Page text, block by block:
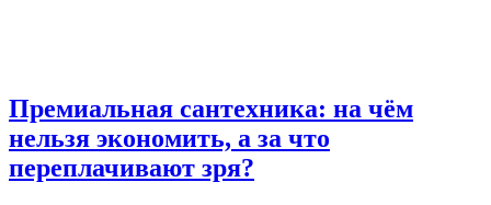
Премиальная сантехника: на чём
нельзя экономить, а за что
переплачивают зря?